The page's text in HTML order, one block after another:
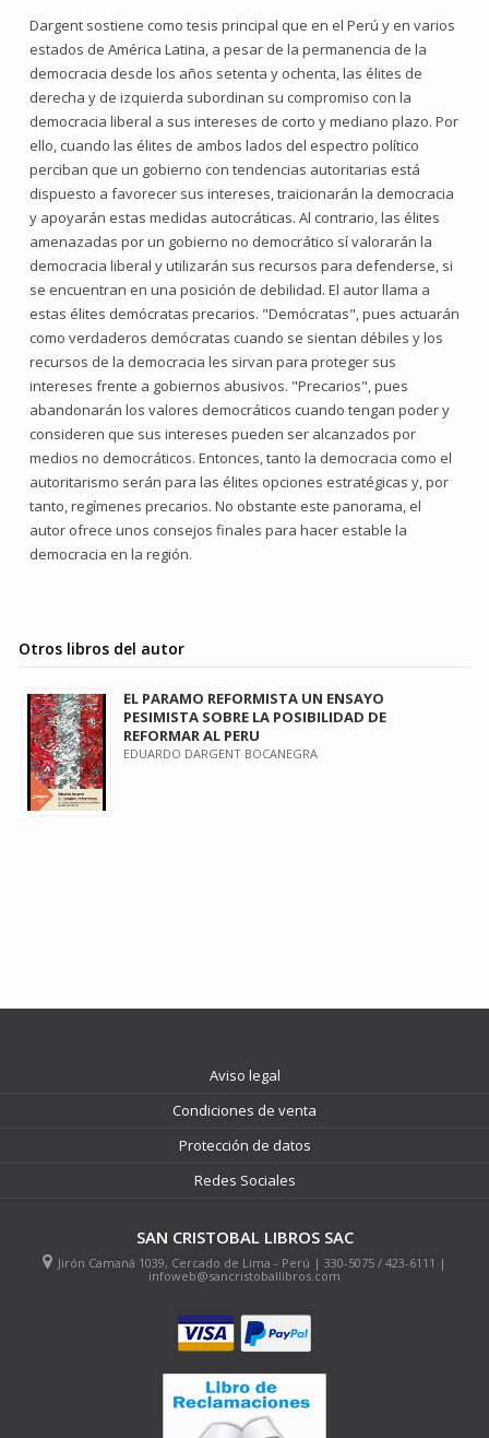
Dargent sostiene como tesis principal que en el Perú y en varios
estados de América Latina, a pesar de la permanencia de la
democracia desde los años setenta y ochenta, las élites de
derecha y de izquierda subordinan su compromiso con la
democracia liberal a sus intereses de corto y mediano plazo. Por
ello, cuando las élites de ambos lados del espectro político
perciban que un gobierno con tendencias autoritarias está
dispuesto a favorecer sus intereses, traicionarán la democracia
y apoyarán estas medidas autocráticas. Al contrario, las élites
amenazadas por un gobierno no democrático sí valorarán la
democracia liberal y utilizarán sus recursos para defenderse, si
se encuentran en una posición de debilidad. El autor llama a
estas élites demócratas precarios. "Demócratas", pues actuarán
como verdaderos demócratas cuando se sientan débiles y los
recursos de la democracia les sirvan para proteger sus
intereses frente a gobiernos abusivos. "Precarios", pues
abandonarán los valores democráticos cuando tengan poder y
consideren que sus intereses pueden ser alcanzados por
medios no democráticos. Entonces, tanto la democracia como el
autoritarismo serán para las élites opciones estratégicas y, por
tanto, regímenes precarios. No obstante este panorama, el
autor ofrece unos consejos finales para hacer estable la
democracia en la región.
Otros libros del autor
EL PARAMO REFORMISTA UN ENSAYO
PESIMISTA SOBRE LA POSIBILIDAD DE
REFORMAR AL PERU
EDUARDO DARGENT BOCANEGRA
Aviso legal
Condiciones de venta
Protección de datos
Redes Sociales
SAN CRISTOBAL LIBROS SAC
Jirón Camaná 1039, Cercado de Lima - Perú | 330-5075 / 423-6111 |
infoweb@sancristoballibros.com